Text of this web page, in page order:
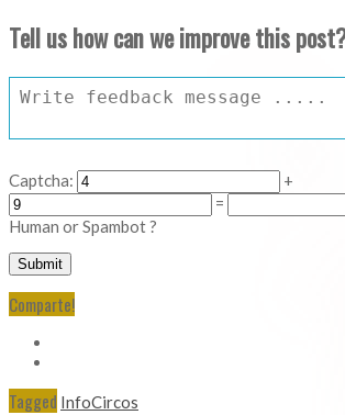
Tell us how can we improve this
Captcha:
+
=
Human or Spambot ?
Comparte!
Tagged InfoCircos